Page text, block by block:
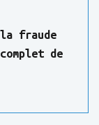
fraude
de